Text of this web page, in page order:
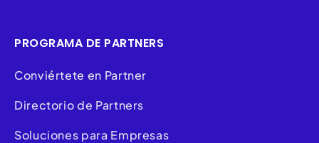
PROGRAMA DE PARTNERS
Conviértete en Partner
Directorio de Partners
Soluciones para Empresas